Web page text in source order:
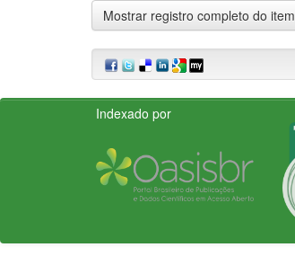
Mostrar registro completo do item
Indexado por